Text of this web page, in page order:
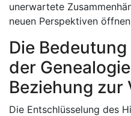
unerwartete
neuen Perspektiven
Die
der
Beziehung zur
Die Entschlüsselung des